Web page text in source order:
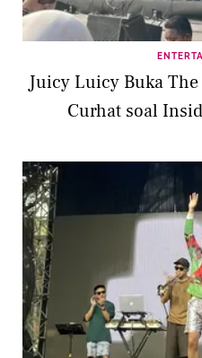
Juicy Luicy Buka
Curhat soal